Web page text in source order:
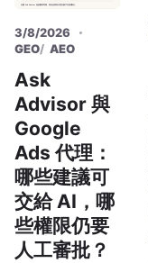
3/8/2026
GEO
AEO
Ask
Advisor 與
Google
Ads 代理：
哪些建議可
交給 AI，哪
些權限仍要
人工審批？